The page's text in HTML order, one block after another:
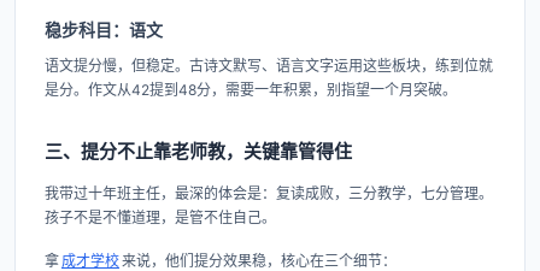
稳步科目：语文
语文提分慢，但稳定。古诗文默写、语言文字运用这些板块，练到位就
是分。作文从42提到48分，需要一年积累，别指望一个月突破。
三、提分不止靠老师教，关键靠管得住
我带过十年班主任，最深的体会是：复读成败，三分教学，七分管理。
孩子不是不懂道理，是管不住自己。
拿成才学校来说，他们提分效果稳，核心在三个细节：